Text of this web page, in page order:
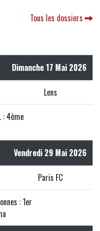
Tous les dossiers
Dimanche 17 Mai 2026
Lens
: 4ème
Vendredi 29 Mai 2026
Paris FC
: 1er